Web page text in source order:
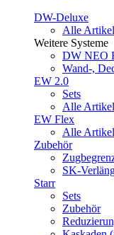
DW-Deluxe
Alle Artikel
Weitere Systeme
DW NEO
Wand-,
EW 2.0
Sets
Alle Artikel
EW Flex
Alle Artikel
Zubehör
SK-
Starr
Sets
Zubehör